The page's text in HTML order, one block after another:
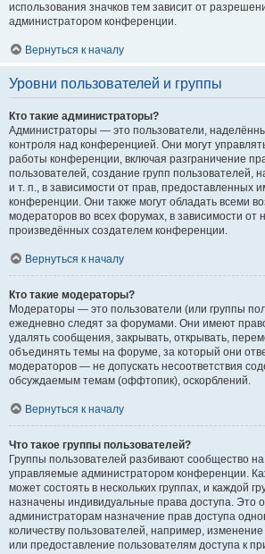
использования значков тем зависит от
администратором конференции.
Вернуться к началу
Уровни пользователей и группы
Кто такие администраторы?
Администраторы — это пользователи,
контроля над конференцией. Они могут
работы конференции, включая разграничение
пользователей, создание групп пользователей,
и т. п., в зависимости от прав, предоставленных
конференции. Они также могут обладать всеми
модераторов во всех форумах, в зависимости от
произведённых создателем конференции.
Вернуться к началу
Кто такие модераторы?
Модераторы — это пользователи (или группы
ежедневно следят за форумами. Они имеют
удалять сообщения, закрывать, открывать,
объединять темы на форуме, за который они
модераторов — не допускать несоответствия
обсуждаемым темам (оффтопик), оскорблений.
Вернуться к началу
Что такое группы пользователей?
Группы пользователей разбивают сообщество на
управляемые администратором конференции.
может состоять в нескольких группах, и каждой
назначены индивидуальные права доступа. Это
администраторам назначение прав доступа
количеству пользователей, например,
или предоставление пользователям доступа к